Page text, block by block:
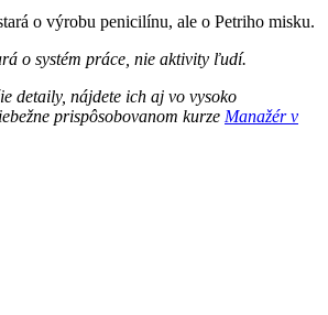
o výrobu penicilínu, ale o Petriho misku.
o systém práce, nie aktivity ľudí.
detaily, nájdete ich aj vo vysoko
prispôsobovanom kurze Manažér v